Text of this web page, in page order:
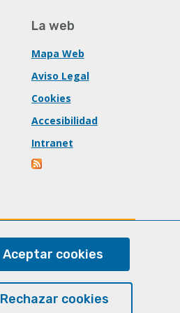
La web
Mapa Web
Aviso Legal
Cookies
Accesibilidad
Intranet
Aceptar cookies
Rechazar cookies